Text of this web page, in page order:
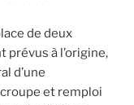
de deux
prévus à l’origine,
d’une
et remploi